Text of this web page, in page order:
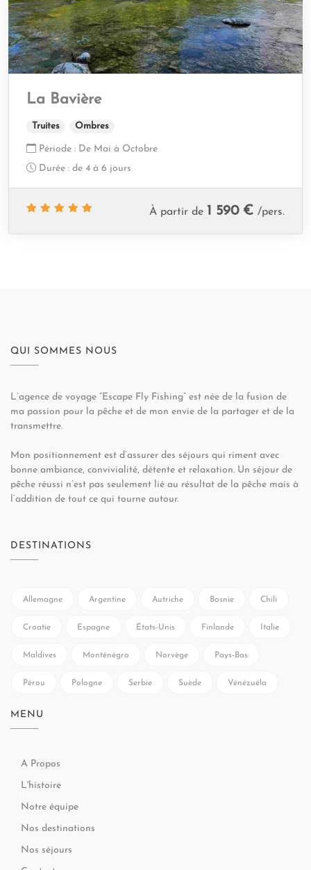
La Bavière
Truites Ombres
Période : De Mai à Octobre
Durée : de 4 à 6 jours
À partir de 1 590 € /pers.
QUI SOMMES NOUS
L’agence de voyage “Escape Fly Fishing” est née de la fusion de
ma passion pour la pêche et de mon envie de la partager et de la
transmettre.
Mon positionnement est d’assurer des séjours qui riment avec
bonne ambiance, convivialité, détente et relaxation. Un séjour de
pêche réussi n’est pas seulement lié au résultat de la pêche mais à
l’addition de tout ce qui tourne autour.
DESTINATIONS
Allemagne Argentine Autriche Bosnie Chili
Croatie Espagne États-Unis Finlande Italie
Maldives Monténégro Norvège Pays-Bas
Pérou Pologne Serbie Suède Vénézuéla
MENU
A Propos
L'histoire
Notre équipe
Nos destinations
Nos séjours